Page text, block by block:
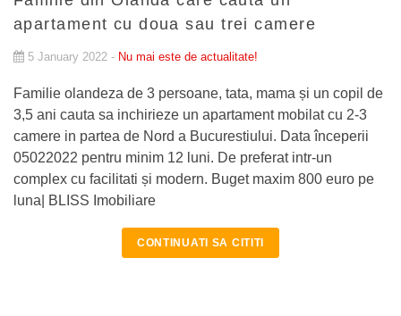
apartament cu doua sau trei camere
5 January 2022 - Nu mai este de actualitate!
Familie olandeza de 3 persoane, tata, mama și un copil de
3,5 ani cauta sa inchirieze un apartament mobilat cu 2-3
camere in partea de Nord a Bucurestiului. Data începerii
05022022 pentru minim 12 luni. De preferat intr-un
complex cu facilitati și modern. Buget maxim 800 euro pe
luna| BLISS Imobiliare
CONTINUATI SA CITITI